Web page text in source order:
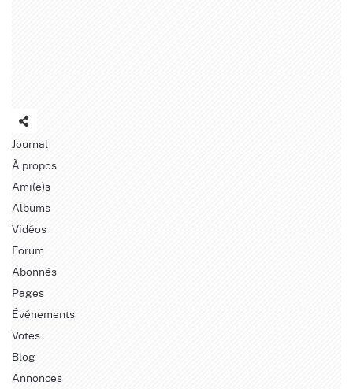
Journal
À propos
Ami(e)s
Albums
Vidéos
Forum
Abonnés
Pages
Événements
Votes
Blog
Annonces